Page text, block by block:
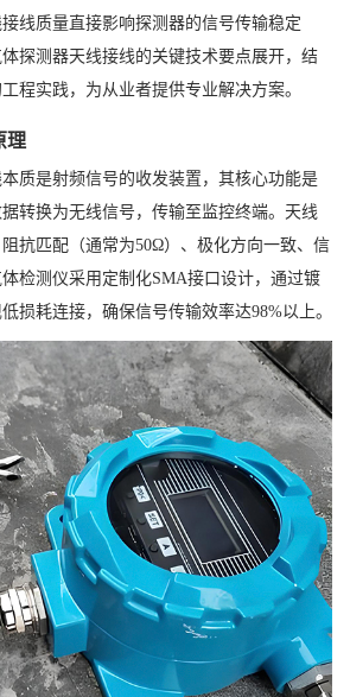
线质量直接影响探测器的信号传输稳定
探测器天线接线的关键技术要点展开，结
工程实践，为从业者提供专业解决方案。
理
质是射频信号的收发装置，其核心功能是
转换为无线信号，传输至监控终端。天线
抗匹配（通常为50Ω）、极化方向一致、信
检测仪采用定制化SMA接口设计，通过镀
损耗连接，确保信号传输效率达98%以上。